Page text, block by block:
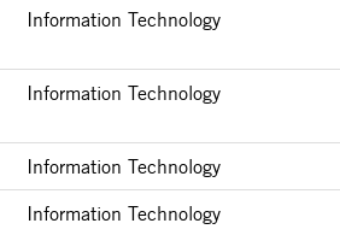
Information Technology
Information Technology
Information Technology
Information Technology